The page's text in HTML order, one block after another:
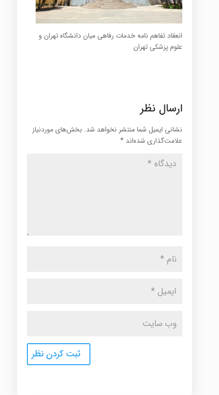
انعقاد تفاهم نامه خدمات رفاهی میان دانشگاه تهران و
علوم پزشکی تهران
ارسال نظر
نشانی ایمیل شما منتشر نخواهد شد. بخش‌های موردنیاز
علامت‌گذاری شده‌اند *